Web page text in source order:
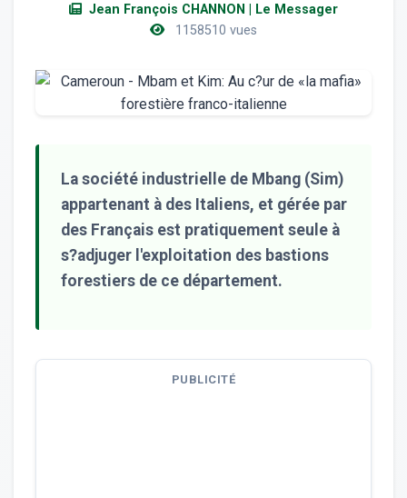
Jean François CHANNON | Le Messager
1158510 vues
La société industrielle de Mbang (Sim)
appartenant à des Italiens, et gérée par
des Français est pratiquement seule à
s?adjuger l'exploitation des bastions
forestiers de ce département.
PUBLICITÉ